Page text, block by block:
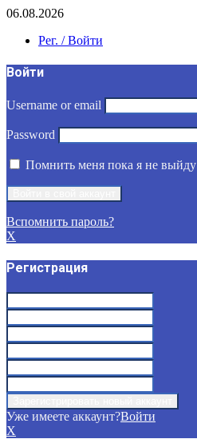
06.08.2026
Рег. / Войти
Войти
Username or email
Password
Помнить меня пока я не выйду
Вспомнить пароль?
X
Регистрация
Уже имеете аккаунт?Войти
X